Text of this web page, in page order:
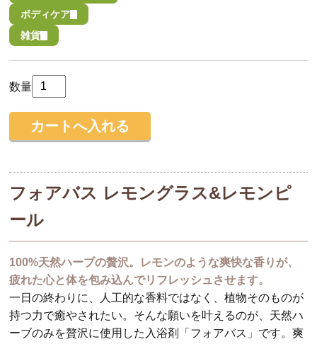
ボディケア
雑貨
数量
フォアバス レモングラス&レモンピ
ール
100%天然ハーブの贅沢。レモンのような爽快な香りが、
疲れた心と体を包み込んでリフレッシュさせます。
一日の終わりに、人工的な香料ではなく、植物そのものが
持つ力で癒やされたい。そんな願いを叶えるのが、天然ハ
ーブのみを贅沢に使用した入浴剤「フォアバス」です。爽